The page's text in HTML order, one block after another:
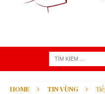
HOME TIN VÙNG